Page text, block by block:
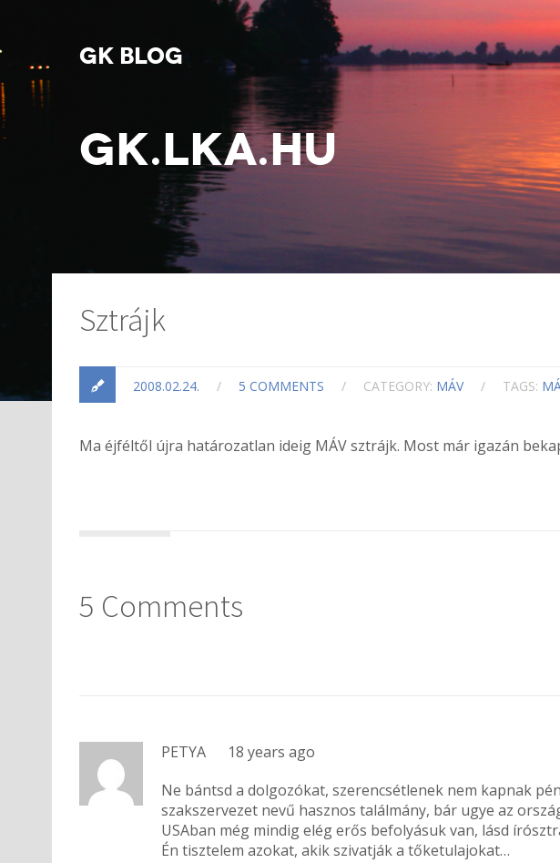
GK BLOG
GK.LKA.HU
Sztrájk
2008.02.24. / 5 COMMENTS / CATEGORY: MÁV / TAGS:
Ma éjféltől újra határozatlan ideig MÁV sztrájk. Most már igazán
5 Comments
PETYA
18 years ago
Ne bántsd a dolgozókat, szerencsétlenek nem kapnak
szakszervezet nevű hasznos találmány, bár ugye az
USAban még mindig elég erős befolyásuk van, lásd
Én tisztelem azokat, akik szivatják a tőketulajokat…